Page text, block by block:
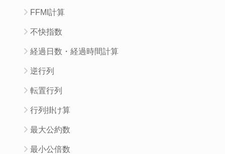
FFMI計算
不快指数
経過日数・経過時間計算
逆行列
転置行列
行列掛け算
最大公約数
最小公倍数